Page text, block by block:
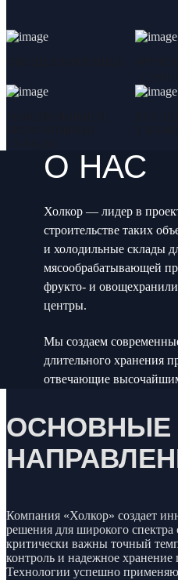
О НАС
Холкор — лидер в
строительстве таких
и холодильные склады
мясообрабатывающей
фрукто- и
центры.
Мы создаем
длительного хранения
отвечающие
ОСНОВНЫЕ
Компания «Холкор» создает
решения для широкого спектра
критически важны точный
контроль и надежное хранение
Технологии успешно